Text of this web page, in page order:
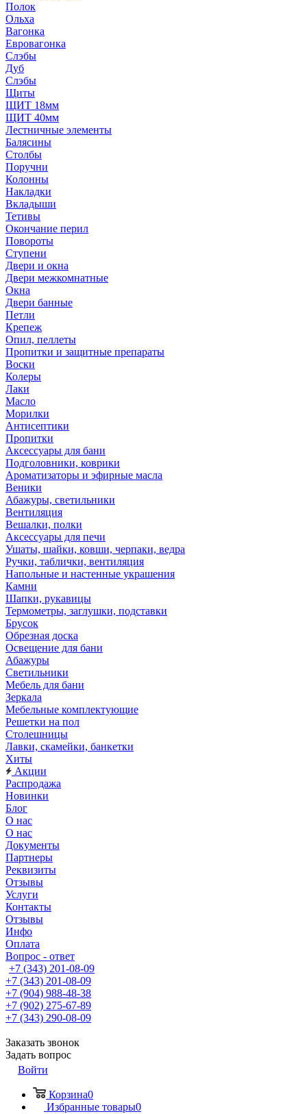
Полок
Ольха
Вагонка
Евровагонка
Слэбы
Дуб
Слэбы
Щиты
ЩИТ 18мм
ЩИТ 40мм
Лестничные элементы
Балясины
Столбы
Поручни
Колонны
Накладки
Вкладыши
Тетивы
Окончание перил
Повороты
Ступени
Двери и окна
Двери межкомнатные
Окна
Двери банные
Петли
Крепеж
Опил, пеллеты
Пропитки и защитные препараты
Воски
Колеры
Лаки
Масло
Морилки
Антисептики
Пропитки
Аксессуары для бани
Подголовники, коврики
Ароматизаторы и эфирные масла
Веники
Абажуры, светильники
Вентиляция
Вешалки, полки
Аксессуары для печи
Ушаты, шайки, ковши, черпаки, ведра
Ручки, таблички, вентиляция
Напольные и настенные украшения
Камни
Шапки, рукавицы
Термометры, заглушки, подставки
Брусок
Обрезная доска
Освещение для бани
Абажуры
Светильники
Мебель для бани
Зеркала
Мебельные комплектующие
Решетки на пол
Столешницы
Лавки, скамейки, банкетки
Хиты
Акции
Распродажа
Новинки
Блог
О нас
О нас
Документы
Партнеры
Реквизиты
Отзывы
Услуги
Контакты
Отзывы
Инфо
Оплата
Вопрос - ответ
+7 (343) 201-08-09
+7 (343) 201-08-09
+7 (904) 988-48-38
+7 (902) 275-67-89
+7 (343) 290-08-09
Заказать звонок
Задать вопрос
Войти
Корзина0
Избранные товары0